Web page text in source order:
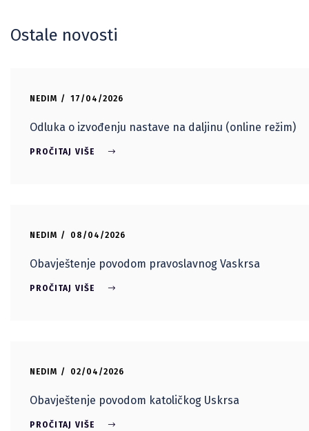
Ostale novosti
NEDIM 17/04/2026
Odluka o izvođenju nastave na daljinu (online režim)
PROČITAJ VIŠE
NEDIM 08/04/2026
Obavještenje povodom pravoslavnog Vaskrsa
PROČITAJ VIŠE
NEDIM 02/04/2026
Obavještenje povodom katoličkog Uskrsa
PROČITAJ VIŠE